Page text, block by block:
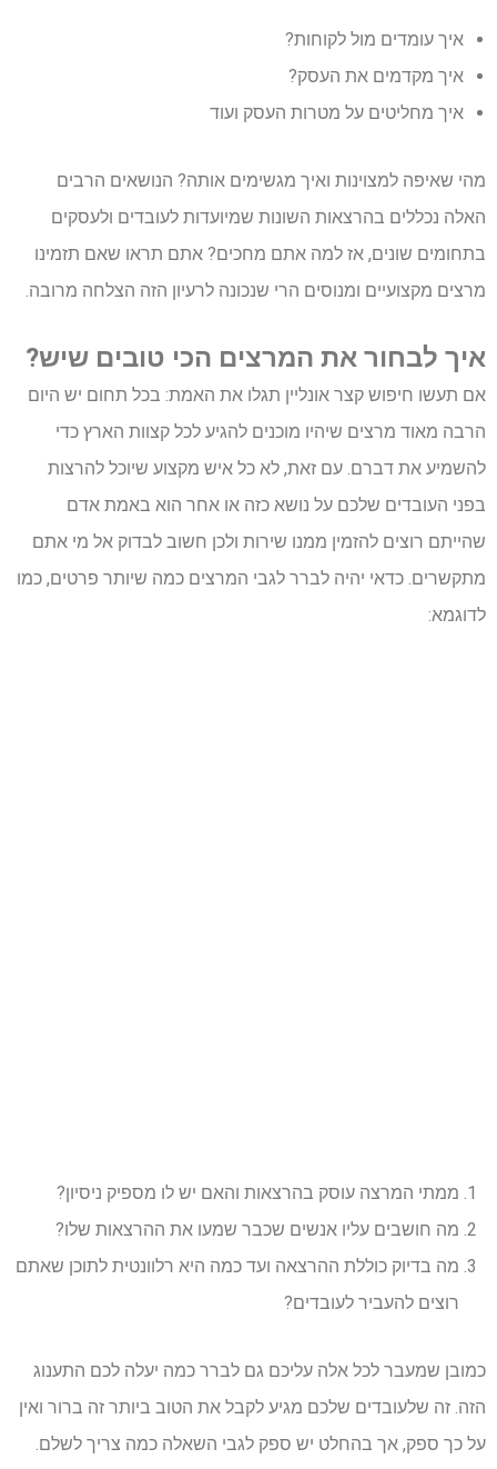
איך עומדים מול לקוחות?
איך מקדמים את העסק?
איך מחליטים על מטרות העסק ועוד
מהי שאיפה למצוינות ואיך מגשימים אותה? הנושאים הרבים
האלה נכללים בהרצאות השונות שמיועדות לעובדים ולעסקים
בתחומים שונים, אז למה אתם מחכים? אתם תראו שאם תזמינו
מרצים מקצועיים ומנוסים הרי שנכונה לרעיון הזה הצלחה מרובה.
איך לבחור את המרצים הכי טובים שיש?
אם תעשו חיפוש קצר אונליין תגלו את האמת: בכל תחום יש היום
הרבה מאוד מרצים שיהיו מוכנים להגיע לכל קצוות הארץ כדי
להשמיע את דברם. עם זאת, לא כל איש מקצוע שיוכל להרצות
בפני העובדים שלכם על נושא כזה או אחר הוא באמת אדם
שהייתם רוצים להזמין ממנו שירות ולכן חשוב לבדוק אל מי אתם
מתקשרים. כדאי יהיה לברר לגבי המרצים כמה שיותר פרטים, כמו
לדוגמא:
ממתי המרצה עוסק בהרצאות והאם יש לו מספיק ניסיון?
מה חושבים עליו אנשים שכבר שמעו את ההרצאות שלו?
מה בדיוק כוללת ההרצאה ועד כמה היא רלוונטית לתוכן שאתם
רוצים להעביר לעובדים?
כמובן שמעבר לכל אלה עליכם גם לברר כמה יעלה לכם התענוג
הזה. זה שלעובדים שלכם מגיע לקבל את הטוב ביותר זה ברור ואין
על כך ספק, אך בהחלט יש ספק לגבי השאלה כמה צריך לשלם.